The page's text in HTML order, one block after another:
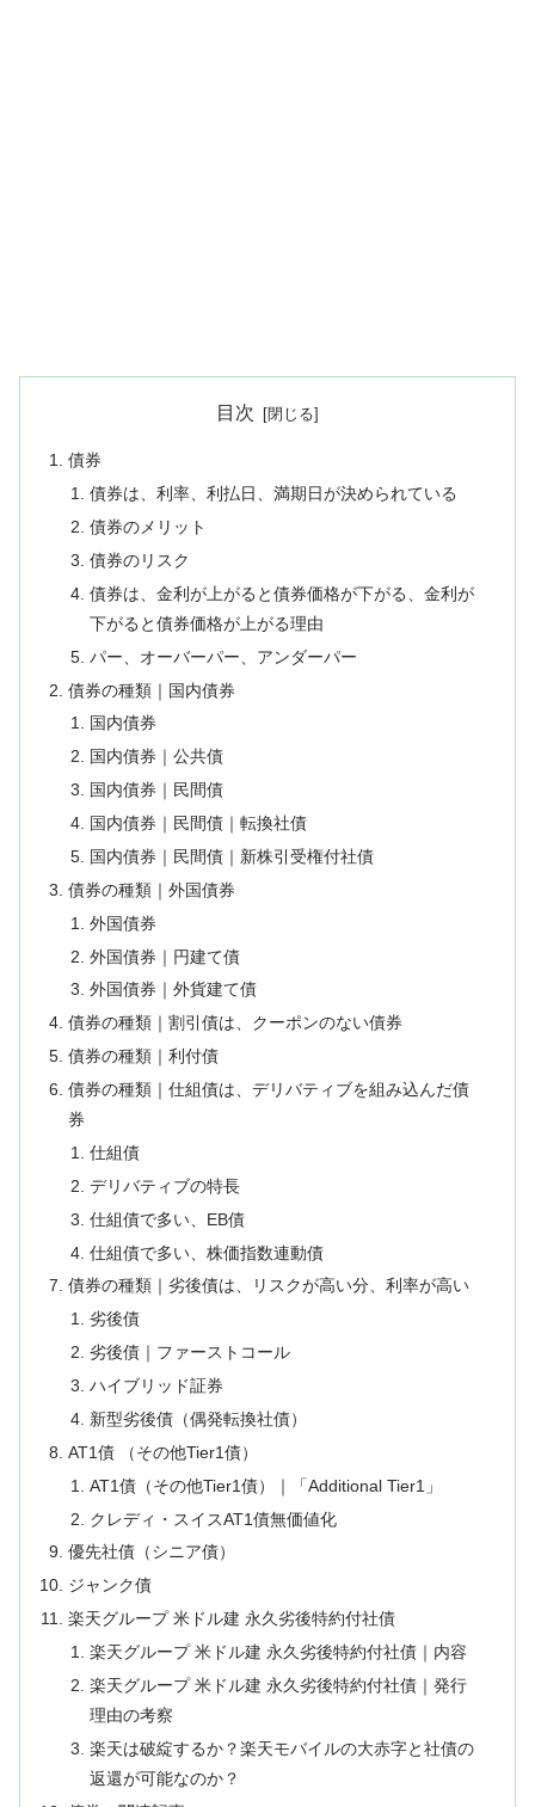
目次
債券
債券は、利率、利払日、満期日が決められている
債券のメリット
債券のリスク
債券は、金利が上がると債券価格が下がる、金利が
下がると債券価格が上がる理由
パー、オーバーパー、アンダーパー
債券の種類｜国内債券
国内債券
国内債券｜公共債
国内債券｜民間債
国内債券｜民間債｜転換社債
国内債券｜民間債｜新株引受権付社債
債券の種類｜外国債券
外国債券
外国債券｜円建て債
外国債券｜外貨建て債
債券の種類｜割引債は、クーポンのない債券
債券の種類｜利付債
債券の種類｜仕組債は、デリバティブを組み込んだ債
券
仕組債
デリバティブの特長
仕組債で多い、EB債
仕組債で多い、株価指数連動債
債券の種類｜劣後債は、リスクが高い分、利率が高い
劣後債
劣後債｜ファーストコール
ハイブリッド証券
新型劣後債（偶発転換社債）
AT1債 （その他Tier1債）
AT1債（その他Tier1債）｜「Additional Tier1」
クレディ・スイスAT1債無価値化
優先社債（シニア債）
ジャンク債
楽天グループ 米ドル建 永久劣後特約付社債
楽天グループ 米ドル建 永久劣後特約付社債｜内容
楽天グループ 米ドル建 永久劣後特約付社債｜発行
理由の考察
楽天は破綻するか？楽天モバイルの大赤字と社債の
返還が可能なのか？